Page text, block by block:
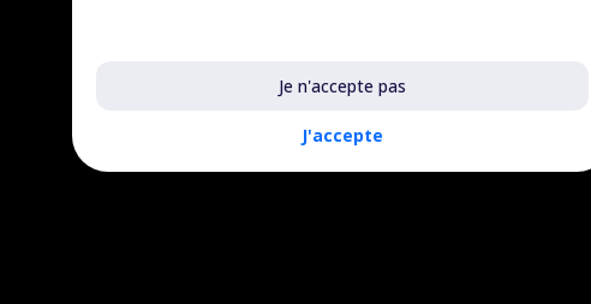
Je n'accepte pas
J'accepte